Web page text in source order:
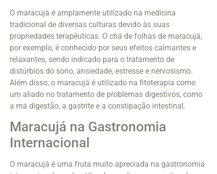
O maracujá é amplamente utilizado na medicina
tradicional de diversas culturas devido às suas
propriedades terapêuticas. O chá de folhas de maracujá,
por exemplo, é conhecido por seus efeitos calmantes e
relaxantes, sendo indicado para o tratamento de
distúrbios do sono, ansiedade, estresse e nervosismo.
Além disso, o maracujá é utilizado na fitoterapia como
um aliado no tratamento de problemas digestivos, como
a má digestão, a gastrite e a constipação intestinal.
Maracujá na Gastronomia
Internacional
O maracujá é uma fruta muito apreciada na gastronomia